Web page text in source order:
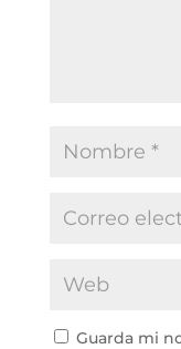
Guarda mi